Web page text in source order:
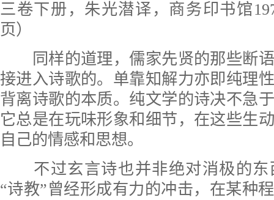
三卷下册，朱光潜译，商务印书馆
页）
同样的道理，儒家先贤的那些断语
接进入诗歌的。单靠知解力亦即纯理
背离诗歌的本质。纯文学的诗决不急
它总是在玩味形象和细节，在这些生
自己的情感和思想。
不过玄言诗也并非绝对消极的东
“诗教”曾经形成有力的冲击，在某种